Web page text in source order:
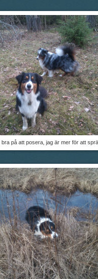
bra på att posera, jag är mer för att